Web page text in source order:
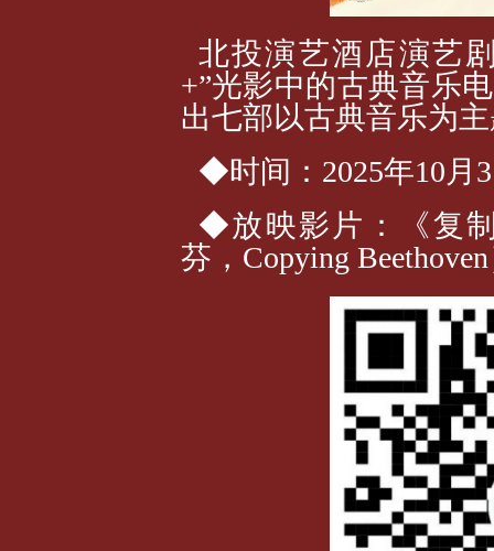
北投演艺酒店演艺
+”光影中的古典音乐
出七部以古典音乐为
◆时间：2025年10月
◆放映影片：《复
芬，Copying